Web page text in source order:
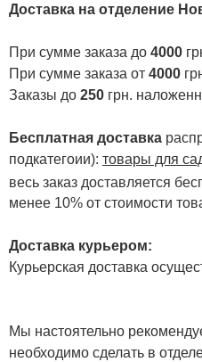
Доставка на отделение
При сумме заказа до 4000
При сумме заказа от 4000
Заказы до 250 грн.
Бесплатная доставка
подкатегоии): товары для
весь заказ доставляется
менее 10% от стоимости
Доставка курьером:
Курьерская доставка
Мы настоятельно
необходимо сделать в